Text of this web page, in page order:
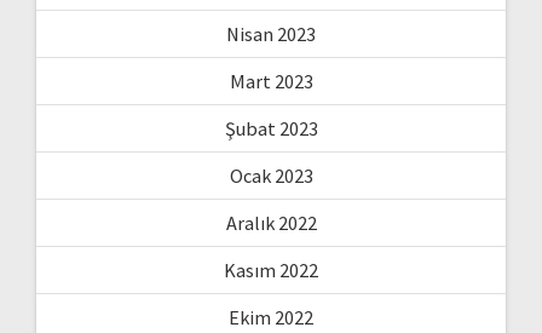
Nisan 2023
Mart 2023
Şubat 2023
Ocak 2023
Aralık 2022
Kasım 2022
Ekim 2022